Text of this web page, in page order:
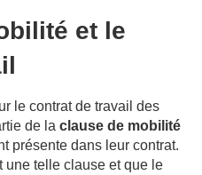
et le
le contrat de travail des
de la clause de mobilité
présente dans leur contrat.
une telle clause et que le